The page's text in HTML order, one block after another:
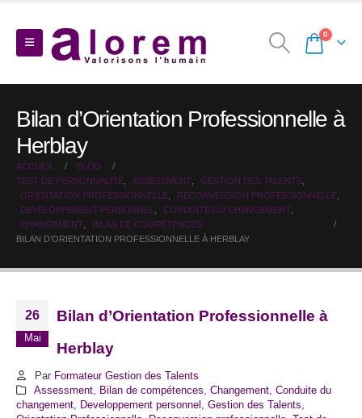
0
Bilan d’Orientation Professionnelle à
Herblay
ACCUEIL
BLOG
TEST DE PERSONNALITÉ
ASSESSMENT GESTION DES TALENTS
ORIENTATION PROFESSIONNELLE
RECONVERSION PROFESSIONNELLE
DEVELOPPEMENT PERSONNEL
CONDUITE DU CHANGEMENT
CHANGEMENT
BILAN DE COMPÉTENCES
BILAN D’ORIENTATION PROFESSIONNELLE À HERBLAY
26
Mai
Bilan d’Orientation Professionnelle à
Herblay
Par Formateur Gestion des Talents
Assessment, Bilan de compétences Changement, Conduite du
changement
Developpement personnel Gestion des Talents